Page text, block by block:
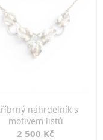
náhrdelník s
motivem listů
2 500 Kč